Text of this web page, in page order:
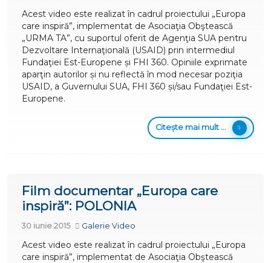
Acest video este realizat în cadrul proiectului „Europa
care inspiră”, implementat de Asociaţia Obştească
„URMA TA”, cu suportul oferit de Agenţia SUA pentru
Dezvoltare Internaţională (USAID) prin intermediul
Fundaţiei Est-Europene și FHI 360. Opiniile exprimate
aparţin autorilor și nu reflectă în mod necesar poziţia
USAID, a Guvernului SUA, FHI 360 și/sau Fundaţiei Est-
Europene.
Citește mai mult ...
Film documentar „Europa care
inspiră”: POLONIA
30 iunie 2015 Galerie Video
Acest video este realizat în cadrul proiectului „Europa
care inspiră”, implementat de Asociaţia Obştească